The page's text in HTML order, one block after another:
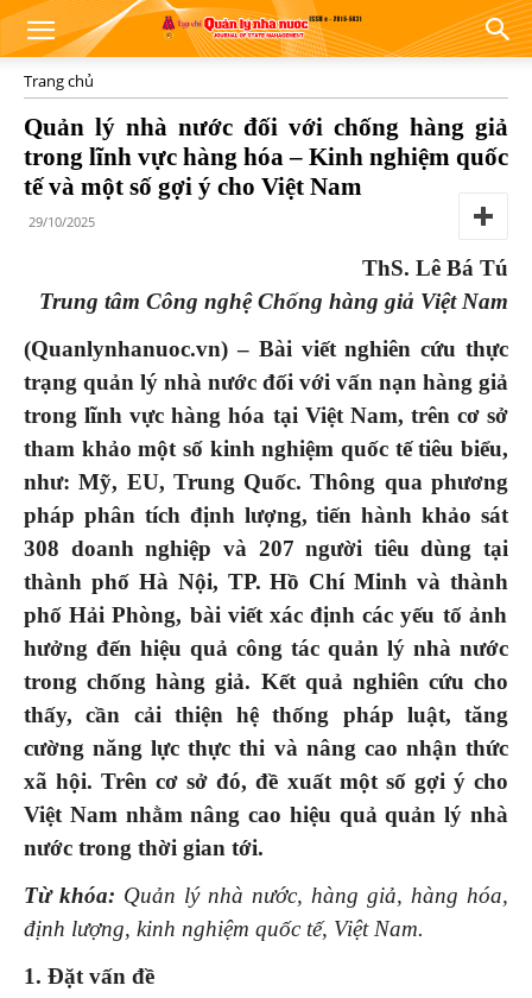
Trang chủ
Quản lý nhà nước đối với chống hàng giả
trong lĩnh vực hàng hóa – Kinh nghiệm quốc
tế và một số gợi ý cho Việt Nam
29/10/2025
ThS. Lê Bá Tú
Trung tâm Công nghệ Chống hàng giả Việt Nam
(Quanlynhanuoc.vn) – Bài viết nghiên cứu thực
trạng quản lý nhà nước đối với vấn nạn hàng giả
trong lĩnh vực hàng hóa tại Việt Nam, trên cơ sở
tham khảo một số kinh nghiệm quốc tế tiêu biểu,
như: Mỹ, EU, Trung Quốc. Thông qua phương
pháp phân tích định lượng, tiến hànhkhảo sát
308 doanh nghiệp và 207 người tiêu dùng tại
thành phố Hà Nội, TP. Hồ Chí Minh và thành
phố Hải Phòng, bài viết xác định các yếu tố ảnh
hưởng đến hiệu quả công tác quản lý nhà nước
trong chống hàng giả. Kết quả nghiên cứu cho
thấy, cần cải thiện hệ thống pháp luật, tăng
cường năng lực thực thi và nâng cao nhận thức
xã hội. Trên cơ sở đó, đề xuất một số gợi ý cho
Việt Nam nhằm nâng cao hiệu quả quản lý nhà
nước trong thời gian tới.
Từ khóa: Quản lý nhà nước, hàng giả, hàng hóa,
định lượng, kinh nghiệm quốc tế, Việt Nam.
1. Đặt vấn đề